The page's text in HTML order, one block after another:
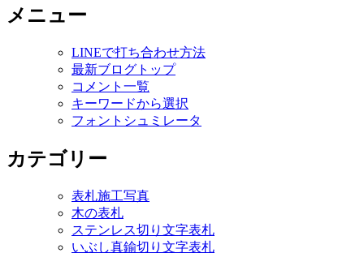
メニュー
LINEで打ち合わせ方法
最新ブログトップ
コメント一覧
キーワードから選択
フォントシュミレータ
カテゴリー
表札施工写真
木の表札
ステンレス切り文字表札
いぶし真鍮切り文字表札